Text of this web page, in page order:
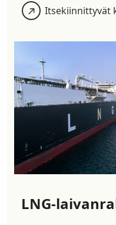
Itsekiinnittyvät
LNG-